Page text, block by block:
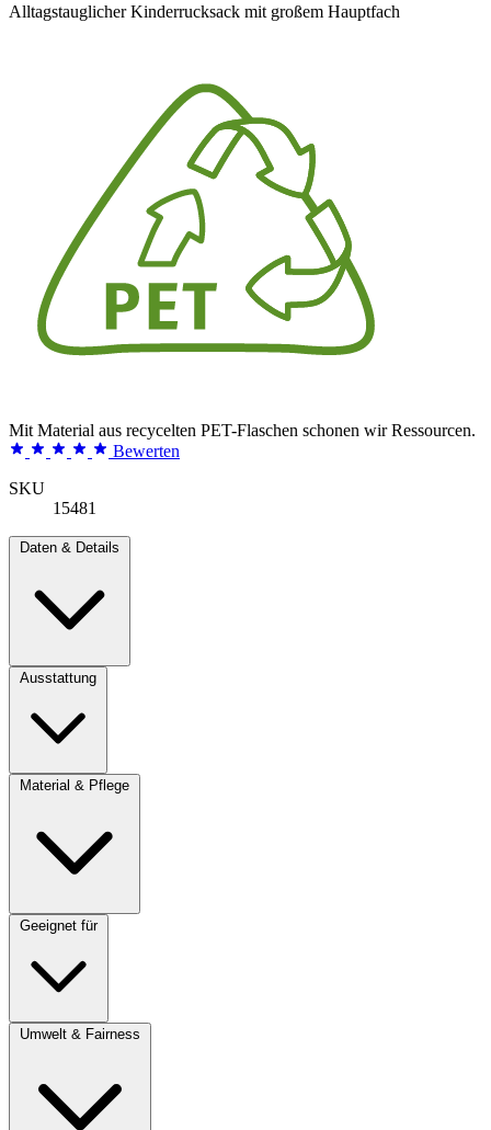
Alltagstauglicher Kinderrucksack mit großem Hauptfach
Mit Material aus recycelten PET-Flaschen schonen wir Ressourcen.
Bewerten
SKU
15481
Daten & Details
Ausstattung
Material & Pflege
Geeignet für
Umwelt & Fairness